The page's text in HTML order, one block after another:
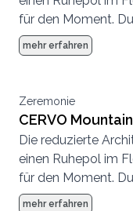
für den Moment.
der Raum ganz
mehr erfahren
Zeremonie
CERVO
Die reduzierte
einen Ruhepol im
für den Moment.
der Raum ganz
mehr erfahren